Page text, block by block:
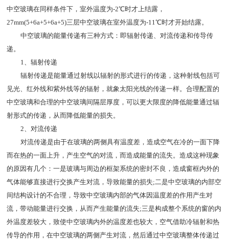
中空玻璃在同样条件下，室外温度为-2℃时才上结露，
27mm(5+6a+5+6a+5)三层中空玻璃在室外温度为-11℃时才开始结露。
中空玻璃的能量传递有三种方式：即辐射传递、对流传递和传导传
递。
1、辐射传递
辐射传递是能量通过射线以辐射的形式进行的传递，这种射线包括可
见光、红外线和紫外线等的辐射，就象太阳光线的传递一样。合理配置的
中空玻璃和合理的中空玻璃间隔层厚度，可以更大限度的降低能量通过辐
射形式的传递，从而降低能量的损失。
2、对流传递
对流传递是由于在玻璃的两侧具有温度差，造成空气在冷的一面下降
而在热的一面上升，产生空气的对流，而造成能量的流失。造成这种现象
的原因有几个：一是玻璃与周边的框架系统的密封不良，造成窗框内外的
气体能够直接进行交换产生对流，导致能量的损失;二是中空玻璃的内部空
间结构设计的不合理，导致中空玻璃内部的气体因温度差的作用产生对
流，带动能量进行交换，从而产生能量的流失;三是构成整个系统的窗的内
外温度差较大，致使中空玻璃内外的温度差也较大，空气借助冷辐射和热
传导的作用，在中空玻璃的两侧产生对流，然后通过中空玻璃整体传递过